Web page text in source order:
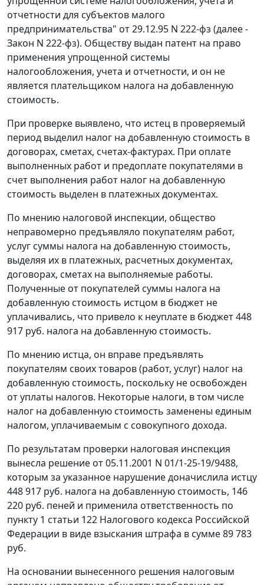
отчетности для субъектов малого
предпринимательства" от 29.12.95 N 222-фз (далее -
Закон N 222-фз). Обществу выдан патент на право
применения упрощенной системы
налогообложения, учета и отчетности, и он не
является плательщиком налога на добавленную
стоимость.
При проверке выявлено, что истец в проверяемый
период выделил налог на добавленную стоимость в
договорах, сметах, счетах-фактурах. При оплате
выполненных работ и предоплате покупателями в
счет выполнения работ налог на добавленную
стоимость выделен в платежных документах.
По мнению налоговой инспекции, общество
неправомерно предъявляло покупателям работ,
услуг суммы налога на добавленную стоимость,
выделяя их в платежных, расчетных документах,
договорах, сметах на выполняемые работы.
Полученные от покупателей суммы налога на
добавленную стоимость истцом в бюджет не
уплачивались, что привело к неуплате в бюджет 448
917 руб. налога на добавленную стоимость.
По мнению истца, он вправе предъявлять
покупателям своих товаров (работ, услуг) налог на
добавленную стоимость, поскольку не освобожден
от уплаты налогов. Некоторые налоги, в том числе
налог на добавленную стоимость заменены единым
налогом, уплачиваемым с совокупного дохода.
По результатам проверки налоговая инспекция
вынесла решение от 05.11.2001 N 01/1-25-19/9488,
которым за указанное нарушение доначислила истцу
448 917 руб. налога на добавленную стоимость, 146
220 руб. пеней и применила ответственность по
пункту 1 статьи 122 Налогового кодекса Российской
Федерации в виде взыскания штрафа в сумме 89 783
руб.
На основании вынесенного решения налоговым